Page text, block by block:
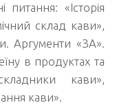
питання: «Історія
склад кави»,
Аргументи «ЗА».
в продуктах та
кави»,
кави».